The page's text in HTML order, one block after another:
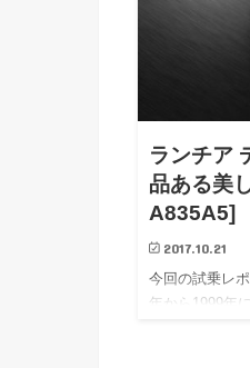
ランチア
品ある美
A835A5]
2017.10.21
今回の試乗レ
年から1999年